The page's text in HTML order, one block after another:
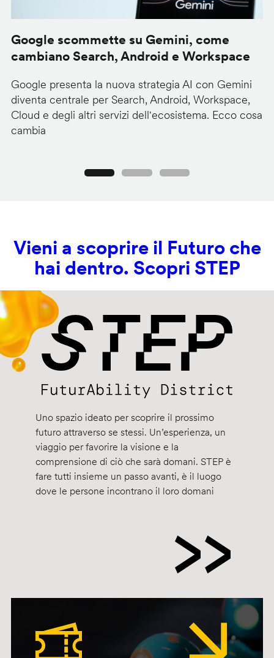
Google scommette su Gemini, come
cambiano Search, Android e Workspace
Google presenta la nuova strategia AI con Gemini
diventa centrale per Search, Android, Workspace,
Cloud e degli altri servizi dell'ecosistema. Ecco cosa
cambia
Vieni a scoprire il Futuro che
hai dentro. Scopri STEP
Uno spazio ideato per scoprire il prossimo
futuro attraverso se stessi. Un’esperienza, un
viaggio per favorire la visione e la
comprensione di ciò che sarà domani. STEP è
fare tutti insieme un passo avanti, è il luogo
dove le persone incontrano il loro domani